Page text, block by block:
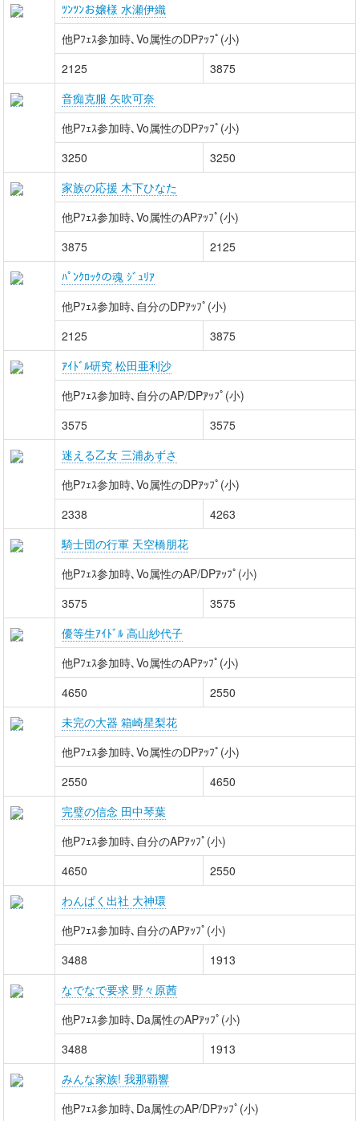
ﾂﾝﾂﾝお嬢様 水瀬伊織
他Pﾌｪｽ参加時､Vo属性のDPｱｯﾌﾟ(小)
2125
3875
音痴克服 矢吹可奈
他Pﾌｪｽ参加時､Vo属性のDPｱｯﾌﾟ(小)
3250
3250
家族の応援 木下ひなた
他Pﾌｪｽ参加時､Vo属性のAPｱｯﾌﾟ(小)
3875
2125
ﾊﾟﾝｸﾛｯｸの魂 ｼﾞｭﾘｱ
他Pﾌｪｽ参加時､自分のDPｱｯﾌﾟ(小)
2125
3875
ｱｲﾄﾞﾙ研究 松田亜利沙
他Pﾌｪｽ参加時､自分のAP/DPｱｯﾌﾟ(小)
3575
3575
迷える乙女 三浦あずさ
他Pﾌｪｽ参加時､Vo属性のDPｱｯﾌﾟ(小)
2338
4263
騎士団の行軍 天空橋朋花
他Pﾌｪｽ参加時､Vo属性のAP/DPｱｯﾌﾟ(小)
3575
3575
優等生ｱｲﾄﾞﾙ 高山紗代子
他Pﾌｪｽ参加時､Vo属性のAPｱｯﾌﾟ(小)
4650
2550
未完の大器 箱崎星梨花
他Pﾌｪｽ参加時､Vo属性のDPｱｯﾌﾟ(小)
2550
4650
完璧の信念 田中琴葉
他Pﾌｪｽ参加時､自分のAPｱｯﾌﾟ(小)
4650
2550
わんぱく出社 大神環
他Pﾌｪｽ参加時､自分のAPｱｯﾌﾟ(小)
3488
1913
なでなで要求 野々原茜
他Pﾌｪｽ参加時､Da属性のAPｱｯﾌﾟ(小)
3488
1913
みんな家族! 我那覇響
他Pﾌｪｽ参加時､Da属性のAP/DPｱｯﾌﾟ(小)